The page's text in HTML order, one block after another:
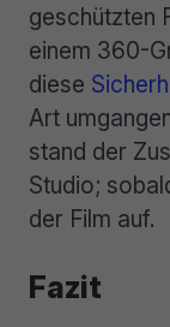
geschützten
einem 360-
diese
Art
stand der
Studio;
der Film auf.
Fazit